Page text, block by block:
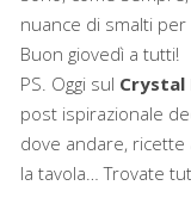
nuance di smalti
Buon giovedì a tutti!
PS. Oggi sul Crystal
post ispirazionale
dove andare, ricette
la tavola… Trovate